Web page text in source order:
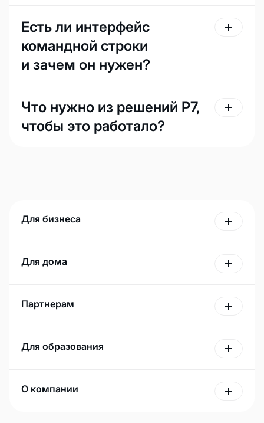
Есть ли интерфейс
командной строки
и зачем он нужен?
Что нужно из решений Р7,
чтобы это работало?
Для бизнеса
Для дома
Партнерам
Для образования
О компании